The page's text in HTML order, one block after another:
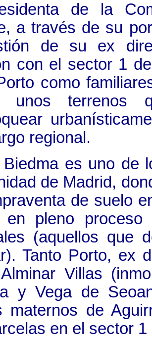
de la
a través de su
de su ex
con el sector 1
como
unos terrenos
regional.
es uno de
de Madrid,
de suelo
en pleno
(aquellos que
Tanto Porto, ex
Villas
y Vega de
maternos de
en el sector